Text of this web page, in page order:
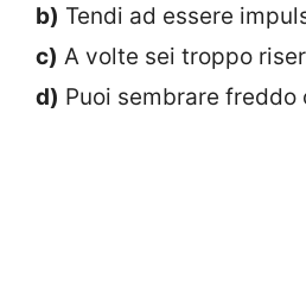
b) Tendi ad essere
c) A volte sei troppo
d) Puoi sembrare freddo